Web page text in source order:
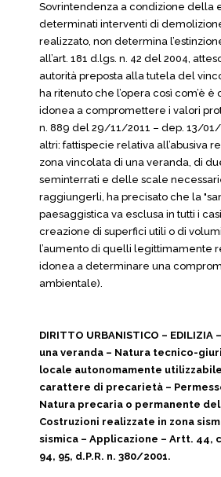
Sovrintendenza a condizione della
determinati interventi di
realizzato, non determina
all’art. 181 d.lgs. n. 42 del 2004,
autorità preposta alla tutela del
ha ritenuto che l’opera così com’è
idonea a compromettere i valori
n. 889 del 29/11/2011 – dep. 13/01/
altri: fattispecie relativa all’abusiva
zona vincolata di una veranda, di
seminterrati e delle scale
raggiungerli, ha precisato che la
paesaggistica va esclusa in tutti i
creazione di superfici utili o di
l’aumento di quelli legittimamente
idonea a determinare una
ambientale).
DIRITTO URBANISTICO –
una veranda – Natura tecnico-
locale autonomamente
carattere di precarietà –
Natura precaria o permanente
Costruzioni realizzate in zona
sismica – Applicazione – Artt. 44,
94, 95, d.P.R. n. 380/2001.